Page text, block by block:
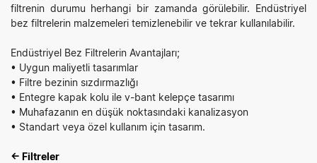
filtrenin durumu herhangi bir zamanda görülebilir. Endüstriyel
bez filtrelerin malzemeleri temizlenebilir ve tekrar kullanılabilir.
Endüstriyel Bez Filtrelerin Avantajları;
• Uygun maliyetli tasarımlar
• Filtre bezinin sızdırmazlığı
• Entegre kapak kolu ile v-bant kelepçe tasarımı
• Muhafazanın en düşük noktasındaki kanalizasyon
• Standart veya özel kullanım için tasarım.
← Filtreler